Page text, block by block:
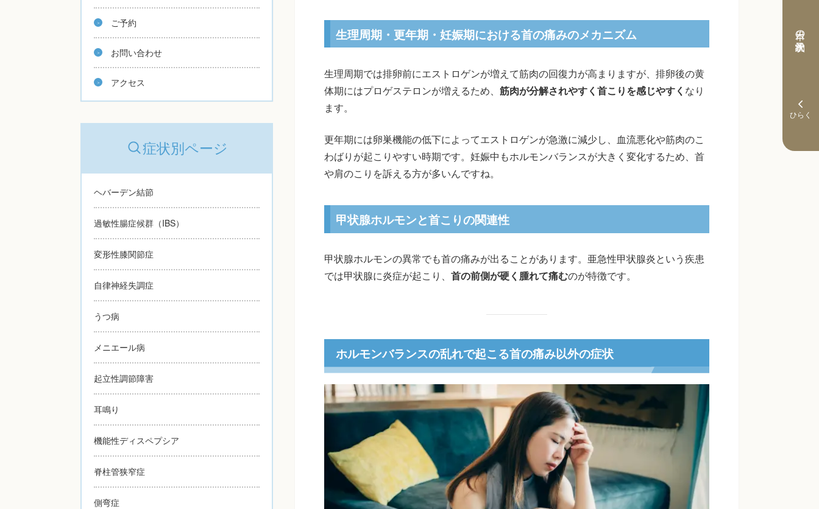
本日の予約状況
生理周期・更年期・妊娠期における首の痛みのメカニズム
生理周期では排卵前にエストロゲンが増えて筋肉の回復力が高まりますが、排卵後の黄
体期にはプロゲステロンが増えるため、 筋肉が分解されやすく首こりを感じやすく なり
ます。
更年期には卵巣機能の低下によってエストロゲンが急激に減少し、血流悪化や筋肉のこ
わばりが起こりやすい時期です。妊娠中もホルモンバランスが大きく変化するため、首
や肩のこりを訴える方が多いんですね。
甲状腺ホルモンと首こりの関連性
甲状腺ホルモンの異常でも首の痛みが出ることがあります。亜急性甲状腺炎という疾患
では甲状腺に炎症が起こり、 首の前側が硬く腫れて痛むのが特徴です。
ホルモンバランスの乱れで起こる首の痛み以外の症状
ご予約
お問い合わせ
アクセス
症状別ページ
ヘバーデン結節
過敏性腸症候群（IBS）
変形性膝関節症
自律神経失調症
うつ病
メニエール病
起立性調節障害
耳鳴り
機能性ディスペプシア
脊柱管狭窄症
側弯症